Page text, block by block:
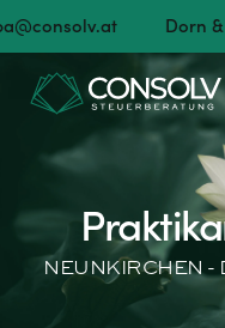
Dorn &
NEUNKIRCHEN -